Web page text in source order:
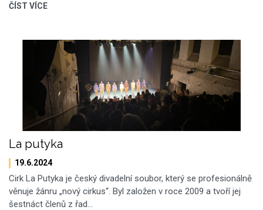
ČÍST VÍCE
La putyka
19.6.2024
Cirk La Putyka je český divadelní soubor, který se profesionálně
věnuje žánru „nový cirkus“. Byl založen v roce 2009 a tvoří jej
šestnáct členů z řad…